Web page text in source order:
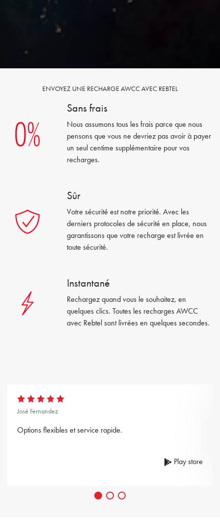
ENVOYEZ UNE RECHARGE AWCC AVEC REBTEL
Sans frais
Nous assumons tous les frais parce que nous
pensons que vous ne devriez pas avoir à payer
un seul centime supplémentaire pour vos
recharges.
Sûr
Votre sécurité est notre priorité. Avec les
derniers protocoles de sécurité en place, nous
garantissons que votre recharge est livrée en
toute sécurité.
Instantané
Rechargez quand vous le souhaitez, en
quelques clics. Toutes les recharges AWCC
avec Rebtel sont livrées en quelques secondes.
José Fernandez
Options flexibles et service rapide.
Play store